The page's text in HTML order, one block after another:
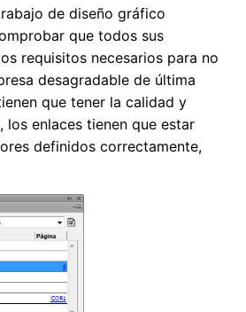
de diseño gráfico
que todos sus
requisitos necesarios para no
desagradable de última
que tener la calidad y
los enlaces tienen que estar
definidos correctamente,